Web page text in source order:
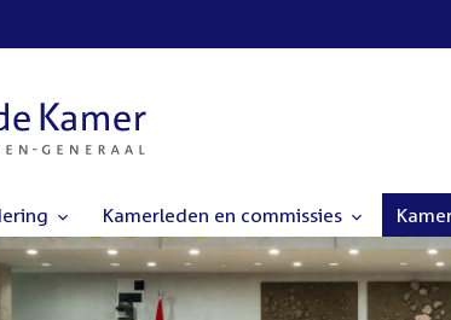
Kamerleden en commissies